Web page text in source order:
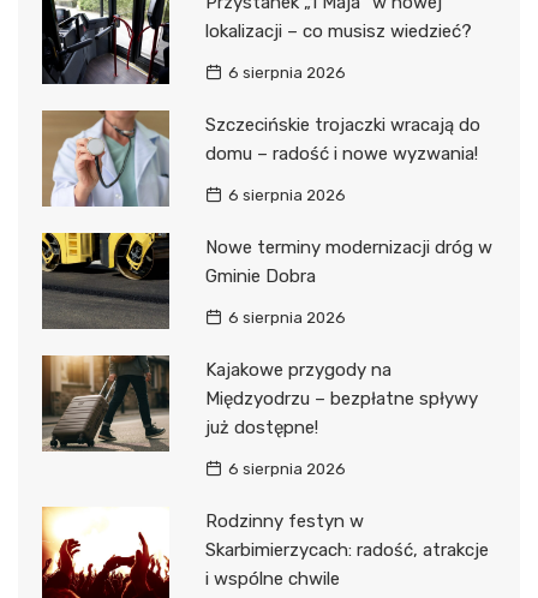
lokalizacji – co musisz wiedzieć?
6 sierpnia 2026
Szczecińskie trojaczki wracają do
domu – radość i nowe wyzwania!
6 sierpnia 2026
Nowe terminy modernizacji dróg w
Gminie Dobra
6 sierpnia 2026
Kajakowe przygody na
Międzyodrzu – bezpłatne spływy
już dostępne!
6 sierpnia 2026
Rodzinny festyn w
Skarbimierzycach: radość, atrakcje
i wspólne chwile